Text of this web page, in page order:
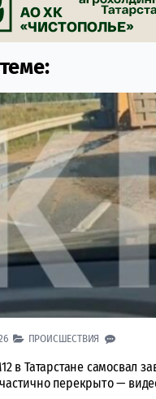
ПРОИСШЕСТВИЯ
в Татарстане самосвал
перекрыто —